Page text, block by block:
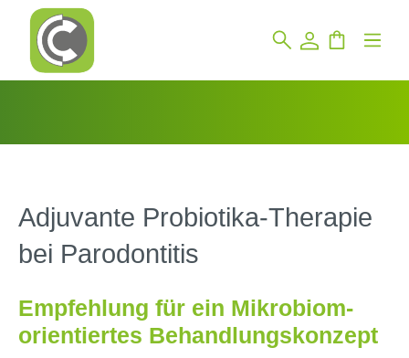
Adjuvante Probiotika-Therapie
bei Parodontitis
Empfehlung für ein Mikrobiom-
orientiertes Behandlungskonzept